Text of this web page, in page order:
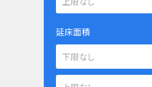
延床面積